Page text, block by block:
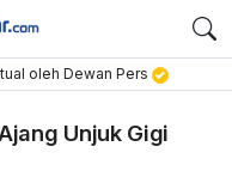
oleh Dewan Pers
Unjuk Gigi